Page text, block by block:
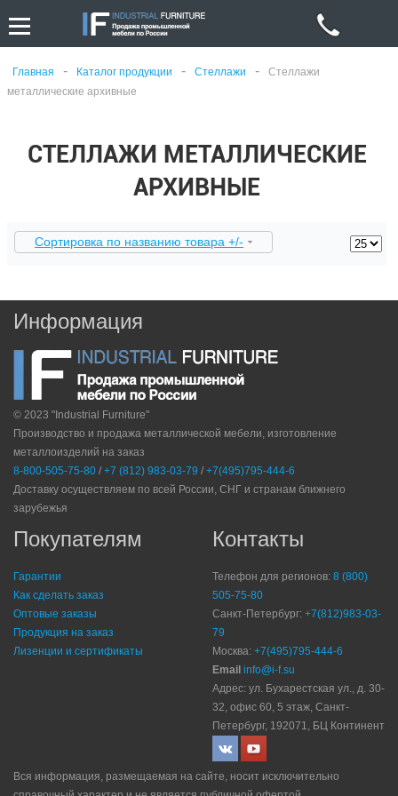
Главная - Каталог продукции - Стеллажи -
Стеллажи
металлические архивные
СТЕЛЛАЖИ МЕТАЛЛИЧЕСКИЕ
АРХИВНЫЕ
Сортировка по названию товара +/-
Информация
© 2023 "Industrial Furniture"
Производство и продажа металлической мебели, изготовление
металлоизделий на заказ
8-800-505-75-80 / +7 (812) 983-03-79 / +7(495)795-444-6
Доставку осуществляем по всей России, СНГ и странам ближнего
зарубежья
Покупателям
Гарантии
Как сделать заказ
Оптовые заказы
Продукция на заказ
Лизенции и сертификаты
Контакты
Телефон для регионов: 8 (800)
505-75-80
Санкт-Петербург: +7(812)983-03-
79
Москва: +7(495)795-444-6
Email info@i-f.su
Адрес: ул. Бухарестская ул., д. 30-
32, офис 60, 5 этаж, Санкт-
Петербург, 192071, БЦ Континент
Вся информация, размещаемая на сайте, носит исключительно